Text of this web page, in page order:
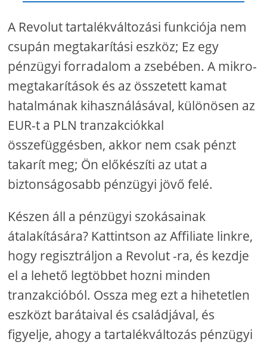
A Revolut tartalékváltozási funkciója nem
csupán megtakarítási eszköz; Ez egy
pénzügyi forradalom a zsebében. A mikro-
megtakarítások és az összetett kamat
hatalmának kihasználásával, különösen az
EUR-t a PLN tranzakciókkal
összefüggésben, akkor nem csak pénzt
takarít meg; Ön előkészíti az utat a
biztonságosabb pénzügyi jövő felé.
Készen áll a pénzügyi szokásainak
átalakítására? Kattintson az Affiliate linkre,
hogy regisztráljon a Revolut -ra, és kezdje
el a lehető legtöbbet hozni minden
tranzakcióból. Ossza meg ezt a hihetetlen
eszközt barátaival és családjával, és
figyelje, ahogy a tartalékváltozás pénzügyi